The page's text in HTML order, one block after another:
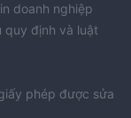
doanh nghiệp
quy định và luật
phép được sửa